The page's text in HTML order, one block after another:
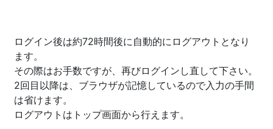
ログイン後は約72時間後に自動的にログアウトとなり
ます。
その際はお手数ですが、再びログインし直して下さい。
2回目以降は、ブラウザが記憶しているので入力の手間
は省けます。
ログアウトはトップ画面から行えます。